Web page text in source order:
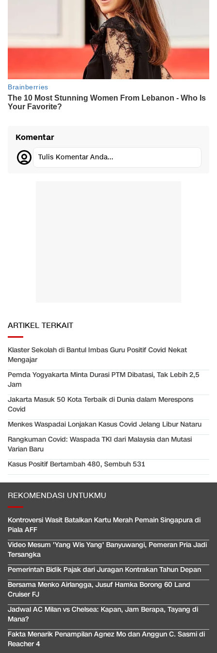
Komentar
Tulis Komentar Anda...
ARTIKEL TERKAIT
Klaster Sekolah di Bantul Imbas Guru Positif Covid Nekat
Mengajar
Pemda Yogyakarta Minta Durasi PTM Dibatasi, Tak Lebih 2,5
Jam
Jakarta Masuk 50 Kota Terbaik di Dunia dalam Merespons
Covid
Menkes Waspadai Lonjakan Kasus Covid Jelang Libur Nataru
Rangkuman Covid: Waspada TKI dari Malaysia dan Mutasi
Varian Baru
Kasus Positif Bertambah 480, Sembuh 531
REKOMENDASI UNTUKMU
Kontroversi Wasit Batalkan Kartu Merah Pemain Singapura di
Piala AFF
Video Mesum 'Yang Wis Yang' Banyuwangi, Pemeran Pria Jadi
Tersangka
Pemerintah Bidik Pajak dari Juragan Kontrakan Tahun Depan
Bersama Menko Airlangga, Jusuf Hamka Borong 60 Land
Cruiser FJ
Jadwal AC Milan vs Chelsea: Kapan, Jam Berapa, Tayang di
Mana?
Fakta Menarik Penampilan Agnez Mo dan Anggun C. Sasmi di
Reacher 4